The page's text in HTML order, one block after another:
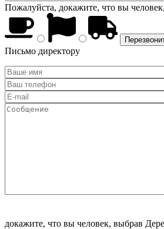
Пожалуйста, докажите, что вы
Письмо директору
докажите, что вы человек, выбрав